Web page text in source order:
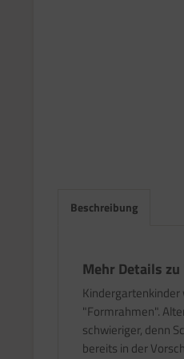
Beschreibung
Mehr Details
"Formrahmen".
schwieriger, denn
bereits in der